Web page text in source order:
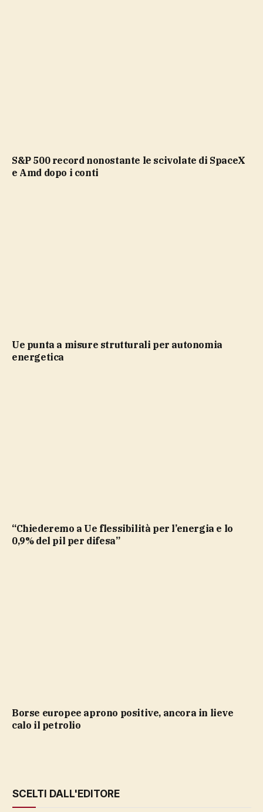
S&P 500 record nonostante le scivolate di SpaceX
e Amd dopo i conti
Ue punta a misure strutturali per autonomia
energetica
“Chiederemo a Ue flessibilità per l’energia e lo
0,9% del pil per difesa”
Borse europee aprono positive, ancora in lieve
calo il petrolio
SCELTI DALL'EDITORE